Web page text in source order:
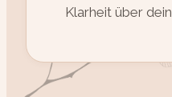
Klarheit über